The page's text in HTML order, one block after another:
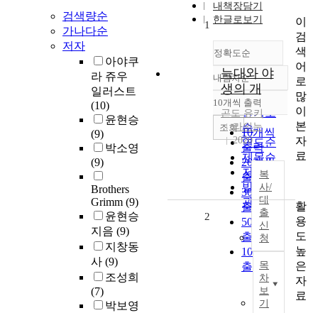
검색량순
가나다순
저자
아야쿠
라 쥬우
일러스트
(10)
윤현승
(9)
박소영
(9)
Brothers
Grimm (9)
윤현승
지음 (9)
지창동
사 (9)
조성희
(7)
박보영
내책장담기
한글로보기
정확도순
정확도
순
인기도
순
연도순
제목순
저자순
발행기
관순
내림차순
내림차순
10개씩 출력
10개씩
출력
20개씩
출력
30개씩
출력
50개씩
출력
100개씩
출력
조회
1
늑대와 야
생의 개
곤도 유키
라의눈
2020
복
사/
대
출
신
청
목
차
보
기
2
이
검
색
어
로
많
이
본
자
료
활
용
도
높
은
자
료